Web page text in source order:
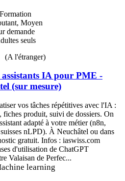
Formation
Moyen
demande
seuls
(A l'étranger)
IA pour PME -
(sur mesure)
vos tâches répétitives avec l'IA :
fiches produit, suivi de dossiers. On
adapté à votre métier (n8n,
nLPD). À Neuchâtel ou dans
gratuit. Infos : iaswiss.com
Valaisan de Perfec...
learning